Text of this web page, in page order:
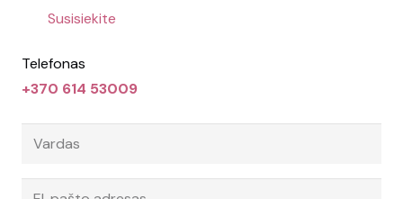
Susisiekite
Telefonas
+370 614 53009